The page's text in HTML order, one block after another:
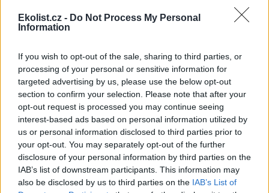
Ekolist.cz - Do Not Process My Personal
Information
If you wish to opt-out of the sale, sharing to third parties, or
processing of your personal or sensitive information for
targeted advertising by us, please use the below opt-out
section to confirm your selection. Please note that after your
opt-out request is processed you may continue seeing
interest-based ads based on personal information utilized by
us or personal information disclosed to third parties prior to
your opt-out. You may separately opt-out of the further
disclosure of your personal information by third parties on the
IAB’s list of downstream participants. This information may
also be disclosed by us to third parties on the IAB’s List of
Martin Nawrath: I v případě environmentálního žalu
platí, že sdílená bolest je poloviční bolest
Ekologická úzkost,
environmentální žal, klimatický
smutek. Jsou to nové
fenomény, nebo prožívali
podobné pocity i lidé v
minulosti? Obavy z měnícího se životního prostředí jsou na jednu
stranu přirozené a racionální. Někdy ale mohou narůst až do
takové míry, že člověka paralyzují. Jak poznáme, že nastal čas říci si
o podporu nebo pomoc a kde ji hledat? I o tom jsme hovořili s
Martinem Nawrathem, terapeutem a facilitátorem zabývajícím se
péčí o duševní zdraví také v kontextu probíhající klimatické krize a
proměn životního prostředí.